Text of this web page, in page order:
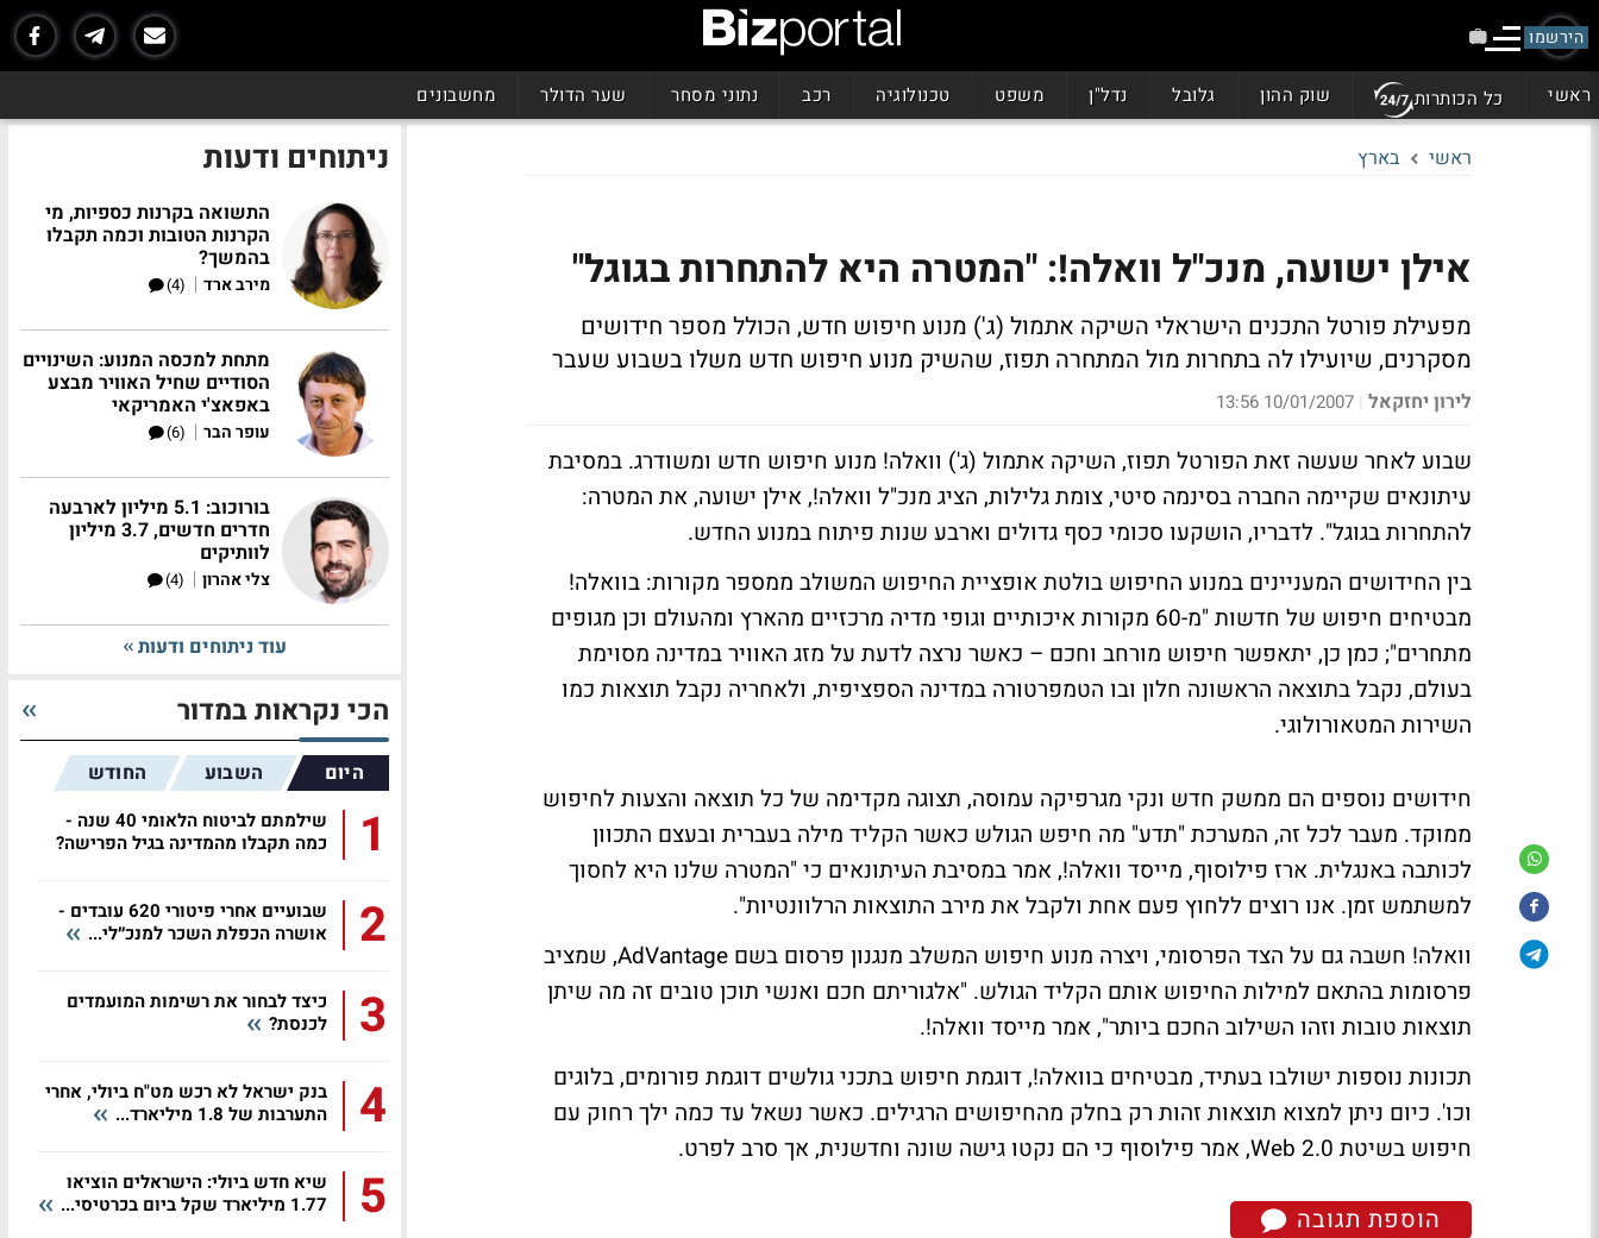
הירשמו
ראשי כל הכותרות שוק ההון גלובל נדל"ן משפט טכנולוגיה רכב נתוני מסחר שער הדולר מחשבונים
ראשי בארץ
אילן ישועה, מנכ"ל וואלה!: "המטרה היא להתחרות בגוגל"
מפעילת פורטל התכנים הישראלי השיקה אתמול (ג') מנוע חיפוש חדש, הכולל מספר חידושים
מסקרנים, שיועילו לה בתחרות מול המתחרה תפוז, שהשיק מנוע חיפוש חדש משלו בשבוע שעבר
לירון יחזקאל |
10/01/2007 13:56
שבוע לאחר שעשה זאת הפורטל תפוז, השיקה אתמול (ג') וואלה! מנוע חיפוש חדש ומשודרג. במסיבת
עיתונאים שקיימה החברה בסינמה סיטי, צומת גלילות, הציג מנכ"ל וואלה!, אילן ישועה, את המטרה:
להתחרות בגוגל". לדבריו, הושקעו סכומי כסף גדולים וארבע שנות פיתוח במנוע החדש.
בין החידושים המעניינים במנוע החיפוש בולטת אופציית החיפוש המשולב ממספר מקורות: בוואלה!
מבטיחים חיפוש של חדשות "מ-60 מקורות איכותיים וגופי מדיה מרכזיים מהארץ ומהעולם וכן מגופים
מתחרים"; כמן כן, יתאפשר חיפוש מורחב וחכם – כאשר נרצה לדעת על מזג האוויר במדינה מסוימת
בעולם, נקבל בתוצאה הראשונה חלון ובו הטמפרטורה במדינה הספציפית, ולאחריה נקבל תוצאות כמו
השירות המטאורולוגי.
חידושים נוספים הם ממשק חדש ונקי מגרפיקה עמוסה, תצוגה מקדימה של כל תוצאה והצעות לחיפוש
ממוקד. מעבר לכל זה, המערכת "תדע" מה חיפש הגולש כאשר הקליד מילה בעברית ובעצם התכוון
לכותבה באנגלית. ארז פילוסוף, מייסד וואלה!, אמר במסיבת העיתונאים כי "המטרה שלנו היא לחסוך
למשתמש זמן. אנו רוצים ללחוץ פעם אחת ולקבל את מירב התוצאות הרלוונטיות".
וואלה! חשבה גם על הצד הפרסומי, ויצרה מנוע חיפוש המשלב מנגנון פרסום בשם AdVantage, שמציב
פרסומות בהתאם למילות החיפוש אותם הקליד הגולש. "אלגוריתם חכם ואנשי תוכן טובים זה מה שיתן
תוצאות טובות וזהו השילוב החכם ביותר", אמר מייסד וואלה!.
תכונות נוספות ישולבו בעתיד, מבטיחים בוואלה!, דוגמת חיפוש בתכני גולשים דוגמת פורומים, בלוגים
וכו'. כיום ניתן למצוא תוצאות זהות רק בחלק מהחיפושים הרגילים. כאשר נשאל עד כמה ילך רחוק עם
חיפוש בשיטת Web 2.0, אמר פילוסוף כי הם נקטו גישה שונה וחדשנית, אך סרב לפרט.
הוספת תגובה
ניתוחים ודעות
התשואה בקרנות כספיות, מי
הקרנות הטובות וכמה תקבלו
בהמשך?
מירב ארד |
(4)
מתחת למכסה המנוע: השינויים
הסודיים שחיל האוויר מבצע
באפאצ'י האמריקאי
עופר הבר |
(6)
בורוכוב: 5.1 מיליון לארבעה
חדרים חדשים, 3.7 מיליון
לוותיקים
צלי אהרון |
(4)
עוד ניתוחים ודעות
הכי נקראות במדור
היום השבוע החודש
1
שילמתם לביטוח הלאומי 40 שנה -
כמה תקבלו מהמדינה בגיל הפרישה?
2
שבועיים אחרי פיטורי 620 עובדים -
אושרה הכפלת השכר למנכ״לי...
3
כיצד לבחור את רשימות המועמדים
לכנסת?
4
בנק ישראל לא רכש מט"ח ביולי, אחרי
התערבות של 1.8 מיליארד...
5
שיא חדש ביולי: הישראלים הוציאו
1.77 מיליארד שקל ביום בכרטיסי...